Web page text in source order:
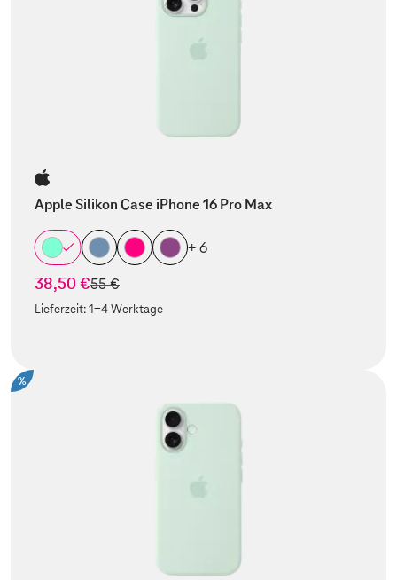
Apple Silikon Case iPhone 16 Pro Max
+ 6
38,50 €statt
55 €
Lieferzeit:1-4 Werktage
%